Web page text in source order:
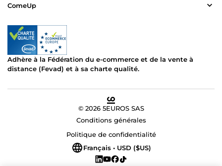
ComeUp
Adhère à la Fédération du e-commerce et de la vente à
distance (Fevad) et à sa charte qualité.
© 2026 5EUROS SAS
Conditions générales
Politique de confidentialité
Français • USD ($US)